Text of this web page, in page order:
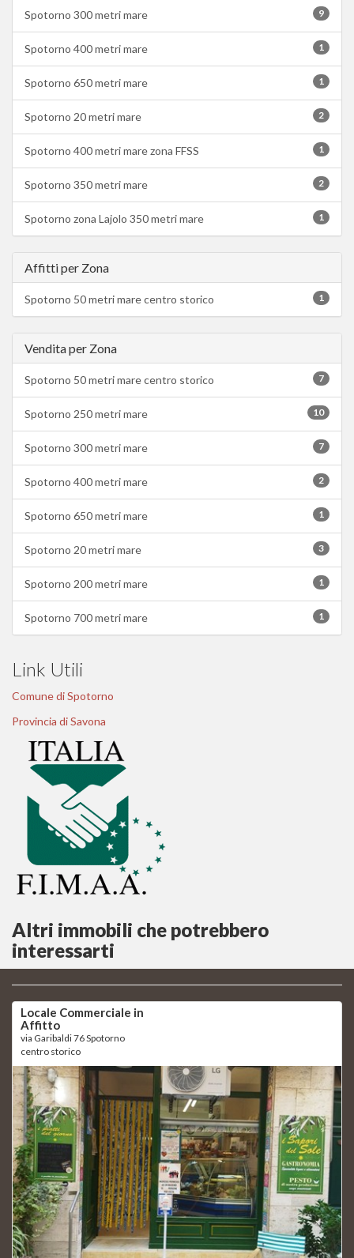
9
Spotorno 300 metri mare
1
Spotorno 400 metri mare
1
Spotorno 650 metri mare
2
Spotorno 20 metri mare
1
Spotorno 400 metri mare zona FFSS
2
Spotorno 350 metri mare
1
Spotorno zona Lajolo 350 metri mare
Affitti per Zona
1
Spotorno 50 metri mare centro storico
Vendita per Zona
7
Spotorno 50 metri mare centro storico
10
Spotorno 250 metri mare
7
Spotorno 300 metri mare
2
Spotorno 400 metri mare
1
Spotorno 650 metri mare
3
Spotorno 20 metri mare
1
Spotorno 200 metri mare
1
Spotorno 700 metri mare
Link Utili
Comune di Spotorno
Provincia di Savona
Altri immobili che potrebbero
interessarti
Locale Commerciale in
Affitto
via Garibaldi 76 Spotorno
centro storico